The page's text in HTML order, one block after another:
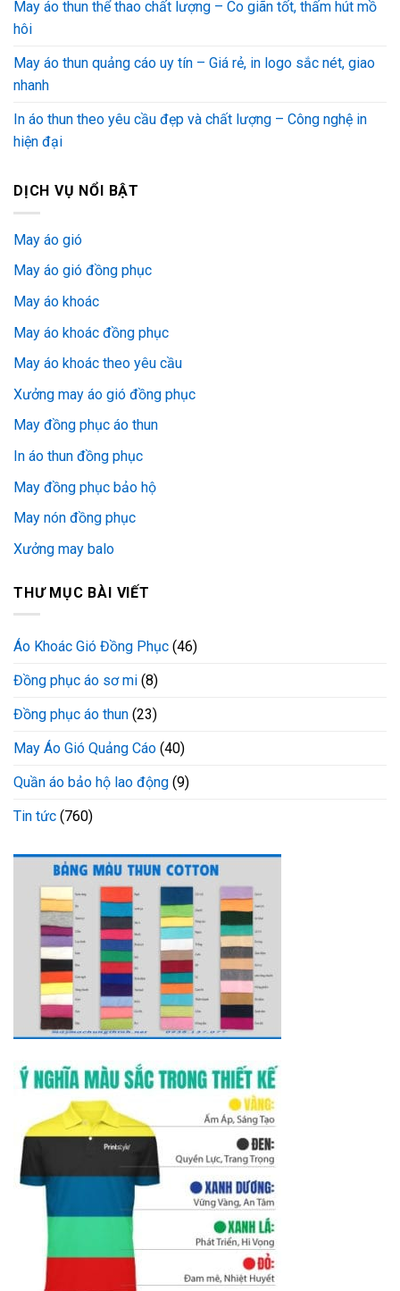
May áo thun thể thao chất lượng – Co giãn tốt, thấm hút mồ
hôi
May áo thun quảng cáo uy tín – Giá rẻ, in logo sắc nét, giao
nhanh
In áo thun theo yêu cầu đẹp và chất lượng – Công nghệ in
hiện đại
DỊCH VỤ NỔI BẬT
May áo gió
May áo gió đồng phục
May áo khoác
May áo khoác đồng phục
May áo khoác theo yêu cầu
Xưởng may áo gió đồng phục
May đồng phục áo thun
In áo thun đồng phục
May đồng phục bảo hộ
May nón đồng phục
Xưởng may balo
THƯ MỤC BÀI VIẾT
Áo Khoác Gió Đồng Phục (46)
Đồng phục áo sơ mi (8)
Đồng phục áo thun (23)
May Áo Gió Quảng Cáo (40)
Quần áo bảo hộ lao động (9)
Tin tức (760)